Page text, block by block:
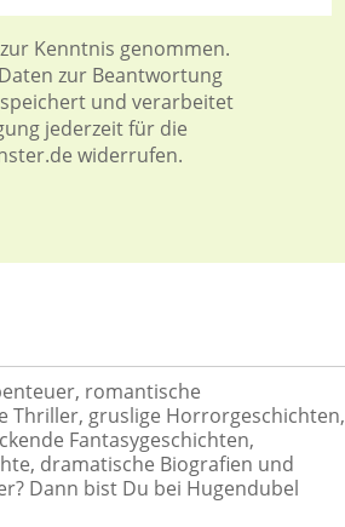
zur Kenntnis genommen.
zur Beantwortung
und verarbeitet
jederzeit für die
widerrufen.
romantische
Thriller, gruslige Horrorgeschichten,
Fantasygeschichten,
dramatische Biografien und
Dann bist Du bei Hugendubel